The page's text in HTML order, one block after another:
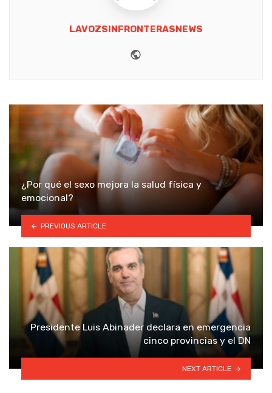
LAVOZSINFRONTERASNEWS
¿Por qué el sexo mejora la salud física y
emocional?
PREVIOUS ARTICLE
Presidente Luis Abinader declara en emergencia
cinco provincias y el DN
NEXT ARTICLE